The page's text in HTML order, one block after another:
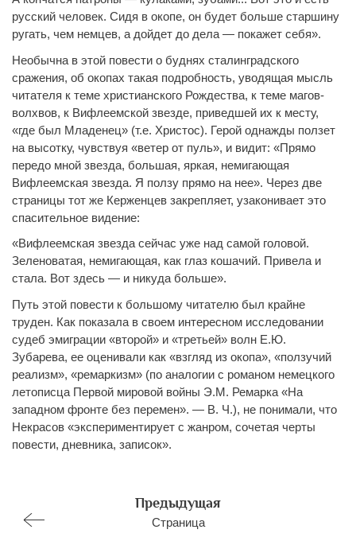
русский человек. Сидя в окопе, он будет больше старшину
ругать, чем немцев, а дойдет до дела — покажет себя».
Необычна в этой повести о буднях сталинградского
сражения, об окопах такая подробность, уводящая мысль
читателя к теме христианского Рождества, к теме магов-
волхвов, к Вифлеемской звезде, приведшей их к месту,
«где был Младенец» (т.е. Христос). Герой однажды ползет
на высотку, чувствуя «ветер от пуль», и видит: «Прямо
передо мной звезда, большая, яркая, немигающая
Вифлеемская звезда. Я ползу прямо на нее». Через две
страницы тот же Керженцев закрепляет, узаконивает это
спасительное видение:
«Вифлеемская звезда сейчас уже над самой головой.
Зеленоватая, немигающая, как глаз кошачий. Привела и
стала. Вот здесь — и никуда больше».
Путь этой повести к большому читателю был крайне
труден. Как показала в своем интересном исследовании
судеб эмиграции «второй» и «третьей» волн Е.Ю.
Зубарева, ее оценивали как «взгляд из окопа», «ползучий
реализм», «ремаркизм» (по аналогии с романом немецкого
летописца Первой мировой войны Э.М. Ремарка «На
западном фронте без перемен». — В. Ч.), не понимали, что
Некрасов «экспериментирует с жанром, сочетая черты
повести, дневника, записок».
Предыдущая
Страница